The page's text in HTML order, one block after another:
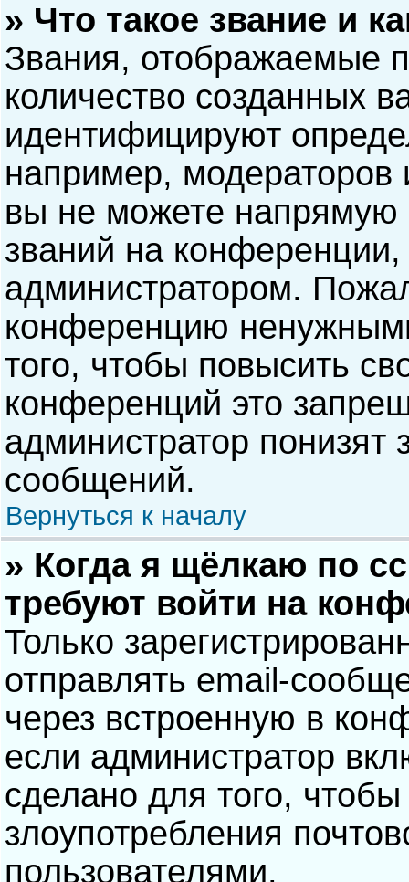
» Что такое звание и
Звания, отображаемые
количество созданных
идентифицируют
например,
вы не можете напрямую
званий на
администратором.
конференцию
того, чтобы повысить
конференций это
администратор понизят
сообщений.
Вернуться к началу
» Когда я щёлкаю по
требуют войти на
Только
отправлять email-
через встроенную в
если администратор
сделано для того, чтобы
злоупотребления
пользователями.